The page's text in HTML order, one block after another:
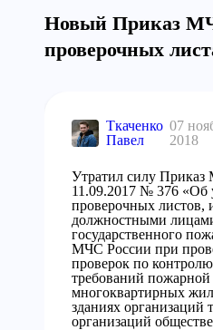
Новый Приказ
проверочных
Ткаченко
Павел
07
2018
Утратил силу
11.09.2017 № 376 «Об
проверочных листов,
должностными
государственного
МЧС России при
проверок по
требований пожарной
многоквартирных
зданиях организаций
организаций